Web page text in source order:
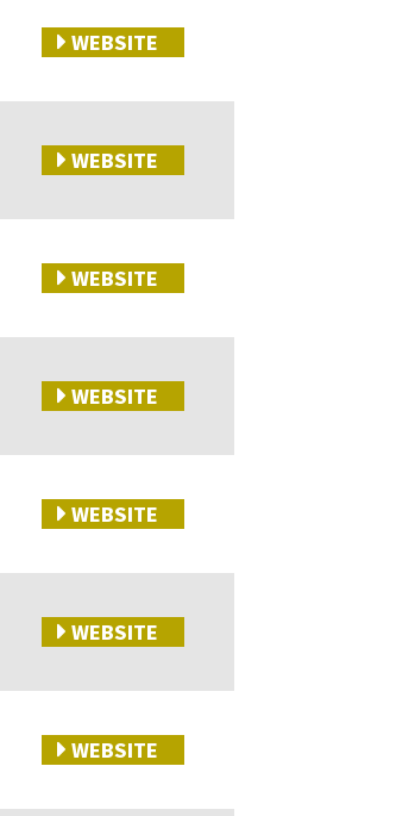
WEBSITE
WEBSITE
WEBSITE
WEBSITE
WEBSITE
WEBSITE
WEBSITE